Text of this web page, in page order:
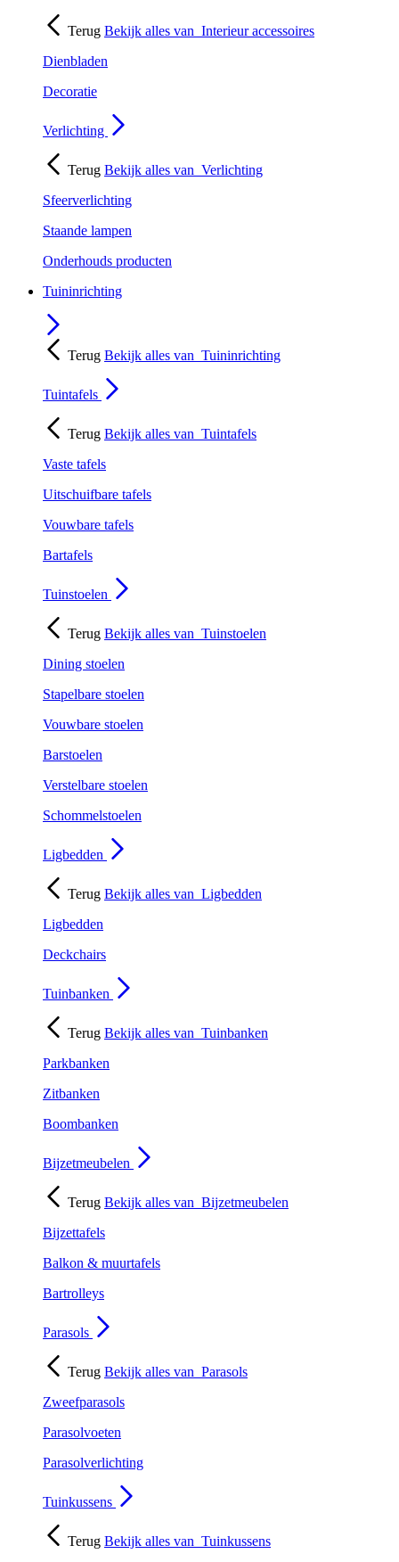
Terug Bekijk alles van Interieur accessoires
Dienbladen
Decoratie
Verlichting
Terug Bekijk alles van Verlichting
Sfeerverlichting
Staande lampen
Onderhouds producten
Tuininrichting
Terug Bekijk alles van Tuininrichting
Tuintafels
Terug Bekijk alles van Tuintafels
Vaste tafels
Uitschuifbare tafels
Vouwbare tafels
Bartafels
Tuinstoelen
Terug Bekijk alles van Tuinstoelen
Dining stoelen
Stapelbare stoelen
Vouwbare stoelen
Barstoelen
Verstelbare stoelen
Schommelstoelen
Ligbedden
Terug Bekijk alles van Ligbedden
Ligbedden
Deckchairs
Tuinbanken
Terug Bekijk alles van Tuinbanken
Parkbanken
Zitbanken
Boombanken
Bijzetmeubelen
Terug Bekijk alles van Bijzetmeubelen
Bijzettafels
Balkon & muurtafels
Bartrolleys
Parasols
Terug Bekijk alles van Parasols
Zweefparasols
Parasolvoeten
Parasolverlichting
Tuinkussens
Terug Bekijk alles van Tuinkussens